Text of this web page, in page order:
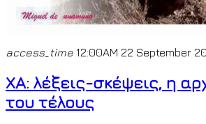
access_time 12:00AM 22 September
ΧΑ: λέξεις-σκέψεις, η
του τέλους